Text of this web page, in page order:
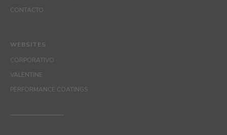
CONTACTO
WEBSITES
CORPORATIVO
VALENTINE
PERFORMANCE COATINGS